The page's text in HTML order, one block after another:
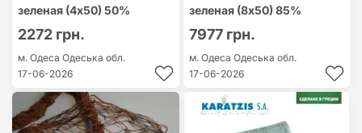
зеленая (4х50) 50%
2272 грн.
м. Одеса Одеська обл.
17-06-2026
зеленая (8х50) 85%
7977 грн.
м. Одеса Одеська обл.
17-06-2026